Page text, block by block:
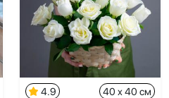
4.9 40 x 40 см